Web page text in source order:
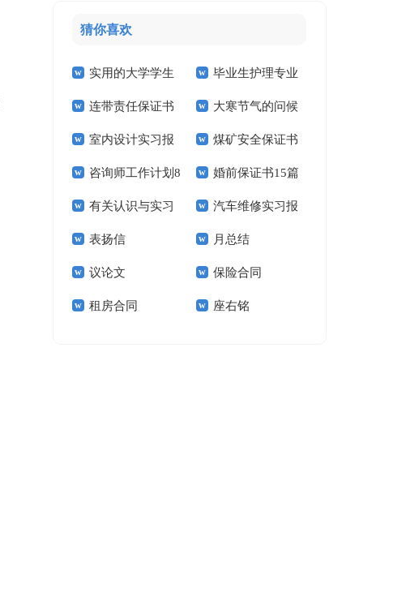
猜你喜欢
实用的大学学生
实习报告范文锦集六
篇
毕业生护理专业
求职信精选15篇
连带责任保证书 大寒节气的问候
祝福语
室内设计实习报
告汇编15篇
煤矿安全保证书
(15篇)
咨询师工作计划8
篇
婚前保证书15篇
有关认识与实习
报告模板集锦十篇
汽车维修实习报
告(汇编15篇)
表扬信 月总结
议论文 保险合同
租房合同 座右铭